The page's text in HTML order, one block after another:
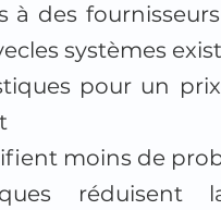
à des
systèmes
pour un
moins de
réduisent